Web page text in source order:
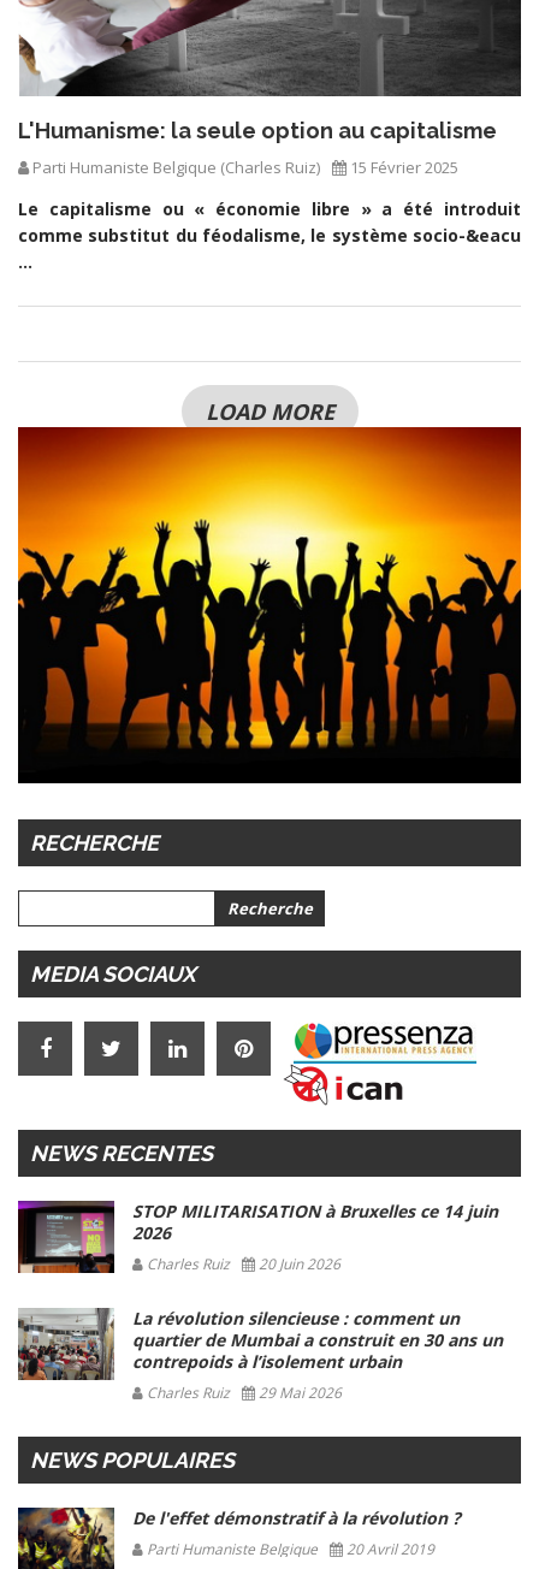
L'Humanisme: la seule option au capitalisme
Parti Humaniste Belgique (Charles Ruiz) 15 Février 2025
Le capitalisme ou « économie libre » a été introduit
comme substitut du féodalisme, le système socio-&eacu
...
LOAD MORE
RECHERCHE
MEDIA SOCIAUX
NEWS RECENTES
STOP MILITARISATION à Bruxelles ce 14 juin
2026
Charles Ruiz 20 Juin 2026
La révolution silencieuse : comment un
quartier de Mumbai a construit en 30 ans un
contrepoids à l’isolement urbain
Charles Ruiz 29 Mai 2026
NEWS POPULAIRES
De l'effet démonstratif à la révolution ?
Parti Humaniste Belgique 20 Avril 2019